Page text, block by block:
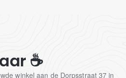
☕
winkel aan de Dorpsstraat 37 in